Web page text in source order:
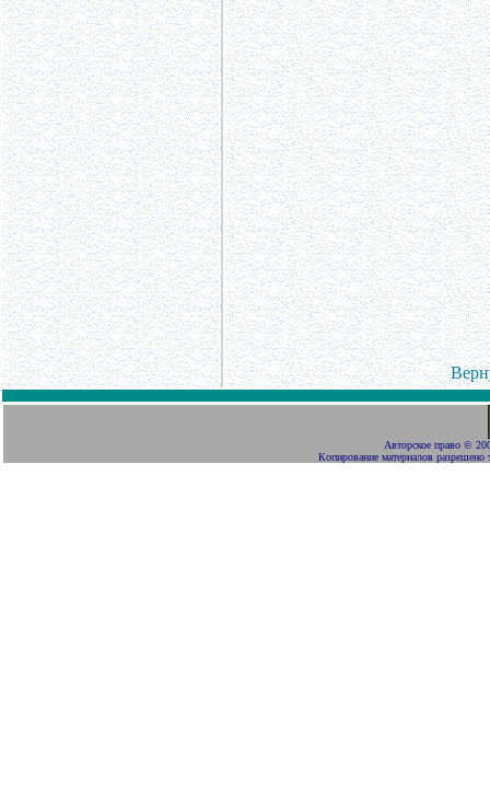
Авторское право ©
Копирование материалов